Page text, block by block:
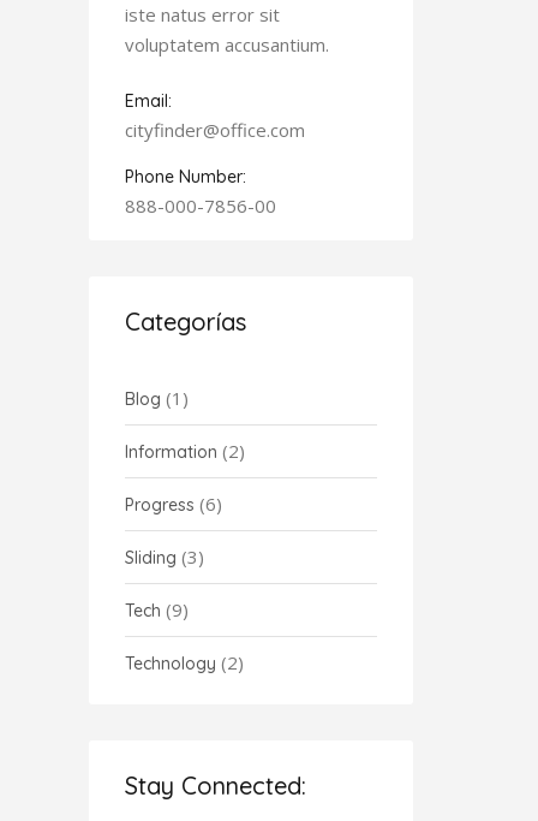
iste natus error sit
voluptatem accusantium.
Email:
cityfinder@office.com
Phone Number:
888-000-7856-00
Categorías
Blog (1)
Information (2)
Progress (6)
Sliding (3)
Tech (9)
Technology (2)
Stay Connected: